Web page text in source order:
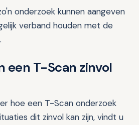
onderzoek kunnen aangeven
verband houden met de
een T-Scan zinvol
hoe een T-Scan onderzoek
dit zinvol kan zijn, vindt u